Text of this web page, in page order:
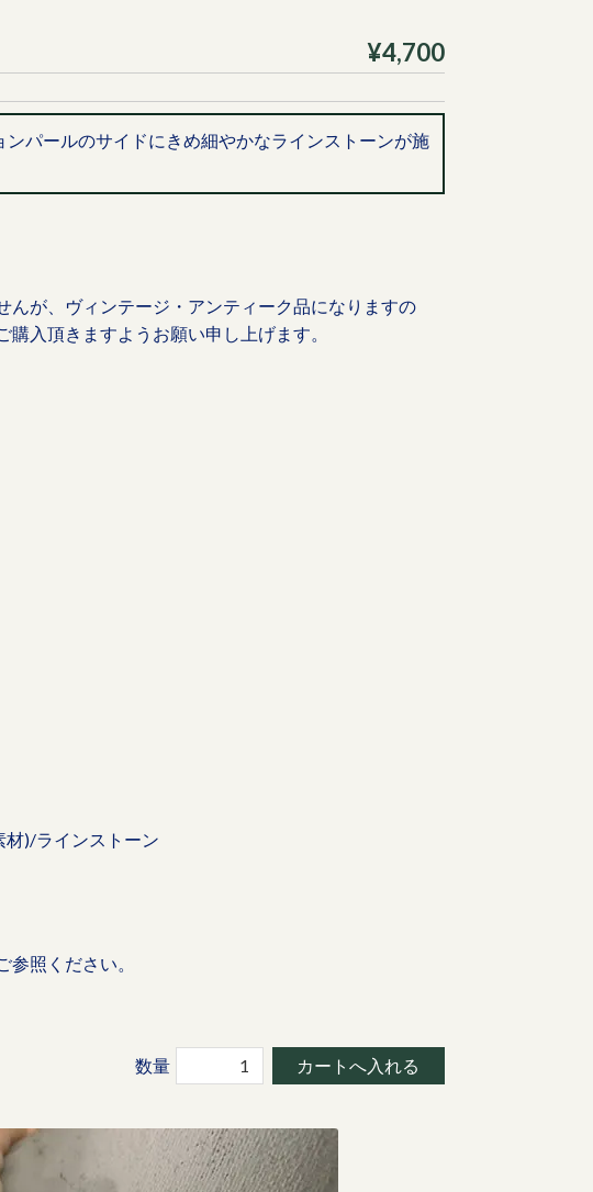
¥4,700
パールのサイドにきめ細やかなラインストーンが施
が、ヴィンテージ・アンティーク品になりますの
入頂きますようお願い申し上げます。
材)/ラインストーン
参照ください。
数量